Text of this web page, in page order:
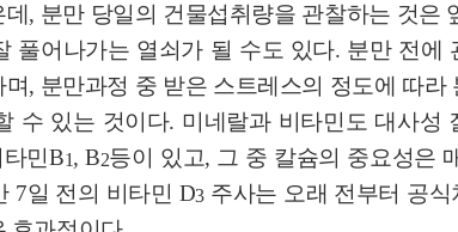
, 분만 당일의 건물섭취량을 관찰하는 것은
풀어나가는 열쇠가 될 수도 있다. 분만 전에
, 분만과정 중 받은 스트레스의 정도에 따라
수 있는 것이다. 미네랄과 비타민도 대사성
민B1, B2등이 있고, 그 중 칼슘의 중요성은
7일 전의 비타민 D3주사는 오래 전부터 공식